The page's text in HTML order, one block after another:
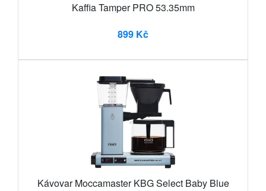
Kaffia Tamper PRO 53.35mm
899 Kč
Kávovar Moccamaster KBG Select Baby Blue